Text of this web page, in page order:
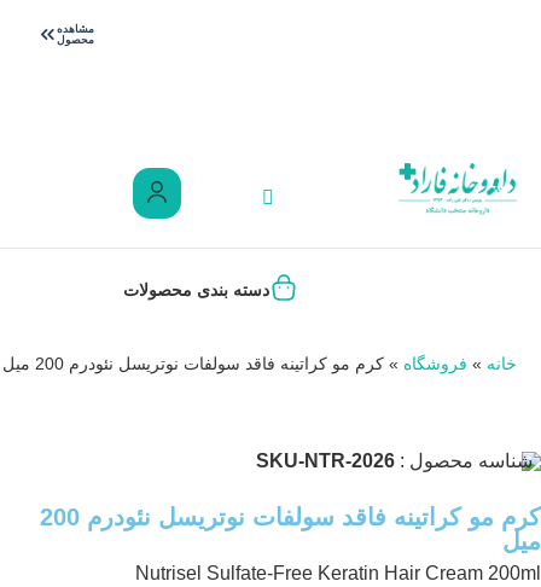
مشاهده
محصول
دسته بندی محصولات
خانه » فروشگاه » کرم مو کراتینه فاقد سولفات نوتریسل نئودرم 200 میل
شناسه محصول : SKU-NTR-2026
کرم مو کراتینه فاقد سولفات نوتریسل نئودرم 200
میل
Nutrisel Sulfate-Free Keratin Hair Cream 200ml